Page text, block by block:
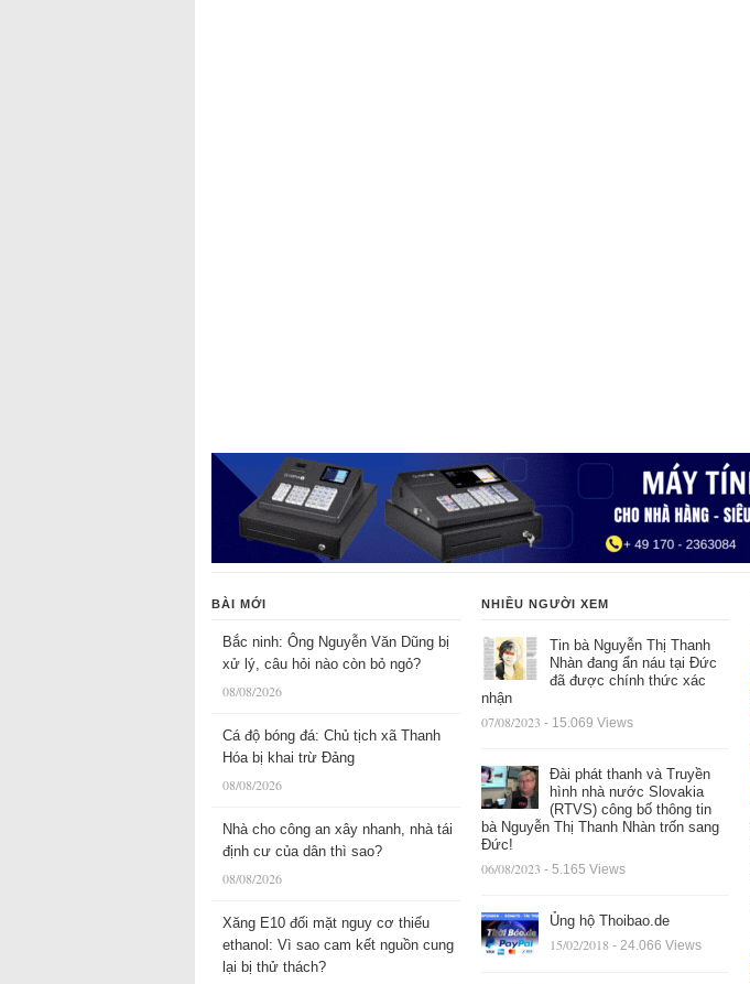
BÀI MỚI
Bắc ninh: Ông Nguyễn Văn Dũng bị
xử lý, câu hỏi nào còn bỏ ngỏ?
08/08/2026
Cá độ bóng đá: Chủ tịch xã Thanh
Hóa bị khai trừ Đảng
08/08/2026
Nhà cho công an xây nhanh, nhà tái
định cư của dân thì sao?
08/08/2026
Xăng E10 đối mặt nguy cơ thiếu
ethanol: Vì sao cam kết nguồn cung
lại bị thử thách?
NHIỀU NGƯỜI XEM
Tin bà Nguyễn Thị Thanh
Nhàn đang ẩn náu tại Đức
đã được chính thức xác
nhận
07/08/2023 - 15.069 Views
Đài phát thanh và Truyền
hình nhà nước Slovakia
(RTVS) công bố thông tin
bà Nguyễn Thị Thanh Nhàn trốn sang
Đức!
06/08/2023 - 5.165 Views
Ủng hộ Thoibao.de
15/02/2018 - 24.066 Views